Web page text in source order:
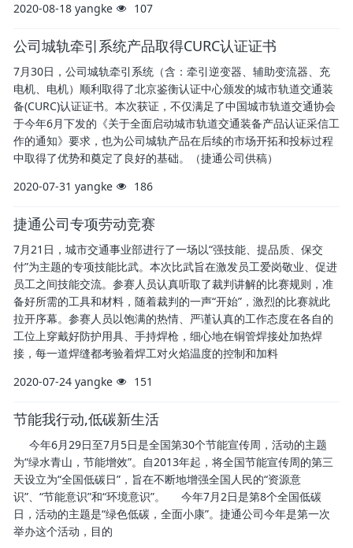
2020-08-18 yangke 107
公司城轨牵引系统产品取得CURC认证证书
7月30日，公司城轨牵引系统（含：牵引逆变器、辅助变流器、充
电机、电机）顺利取得了北京鉴衡认证中心颁发的城市轨道交通装
备(CURC)认证证书。本次获证，不仅满足了中国城市轨道交通协会
于今年6月下发的《关于全面启动城市轨道交通装备产品认证采信工
作的通知》要求，也为公司城轨产品在后续的市场开拓和投标过程
中取得了优势和奠定了良好的基础。（捷通公司供稿）
2020-07-31 yangke 186
捷通公司专项劳动竞赛
7月21日，城市交通事业部进行了一场以“强技能、提品质、保交
付”为主题的专项技能比武。本次比武旨在激发员工爱岗敬业、促进
员工之间技能交流。参赛人员认真听取了裁判讲解的比赛规则，准
备好所需的工具和材料，随着裁判的一声“开始”，激烈的比赛就此
拉开序幕。参赛人员以饱满的热情、严谨认真的工作态度在各自的
工位上穿戴好防护用具、手持焊枪，细心地在铜管焊接处加热焊
接，每一道焊缝都考验着焊工对火焰温度的控制和加料
2020-07-24 yangke 151
节能我行动,低碳新生活
今年6月29日至7月5日是全国第30个节能宣传周，活动的主题
为“绿水青山，节能增效”。自2013年起，将全国节能宣传周的第三
天设立为“全国低碳日”，旨在不断地增强全国人民的“资源意
识”、“节能意识”和“环境意识”。 今年7月2日是第8个全国低碳
日，活动的主题是“绿色低碳，全面小康”。捷通公司今年是第一次
举办这个活动，目的